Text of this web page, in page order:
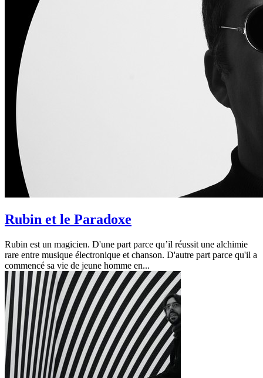
Rubin et le Paradoxe
Rubin est un magicien. D'une part parce qu’il réussit une alchimie
rare entre musique électronique et chanson. D'autre part parce qu'il a
commencé sa vie de jeune homme en...